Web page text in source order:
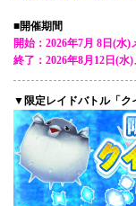
■開催期間
開始：2026年7月 8日(水)
終了：2026年8月12日(水
▼限定レイドバトル「ク